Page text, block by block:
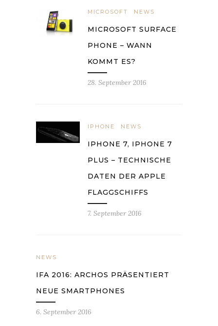
MICROSOFT NEWS
MICROSOFT SURFACE
PHONE – WANN
KOMMT ES?
28. September 2016
IPHONE NEWS
IPHONE 7, IPHONE 7
PLUS – TECHNISCHE
DATEN DER APPLE
FLAGGSCHIFFS
7. September 2016
NEWS
IFA 2016: ARCHOS PRÄSENTIERT
NEUE SMARTPHONES
6. September 2016